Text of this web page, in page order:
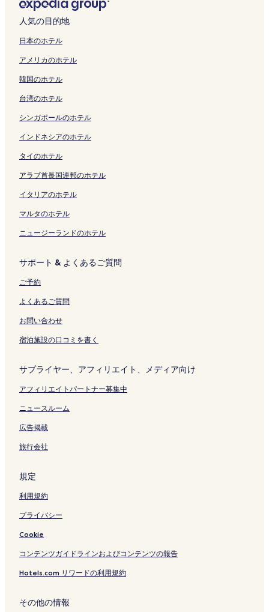
開
く
リ
ン
n
g
r
v
t
e
O
p
n
i
O
n
s
e
H
o
n
e
の
ー
を
く
リ
ン
ク
o
k
h
r
の
ペ
ー
ジ
開
リ
ク
e
n
H
o
e
の
ペ
ー
ジ
開
リ
ク
a
n
S
a
ペ
ー
ジ
を
く
ン
R
e
o
t
ペ
ー
ジ
を
く
ン
C
E
H
a
o
e
A
s
h
n
k
の
ペ
ー
ジ
開
ン
ク
ジ
を
開
く
ン
i
n
a
R
n
-
P
o
-
i
R
y
u
の
ー
開
く
リ
ン
p
e
A
r
n
s
e
n
s
g
G
u
a
r
n
e
d
の
ペ
ジ
開
リ
ン
ク
o
s
i
a
ペ
ー
ジ
を
く
ン
H
a
o
e
o
g
e
n
a
の
ー
ジ
を
開
リ
V
i
l
M
r
i
t
a
ペ
ジ
開
く
リ
ン
く
リ
ン
ク
ジ
を
開
く
ン
ー
ジ
を
開
リ
ク
r
t
K
I
a
k
o
n
の
ー
を
開
く
リ
ク
r
a
c
i
o
y
u
の
ー
を
く
リ
ン
ク
a
n
u
ペ
ジ
を
開
く
ン
r
a
の
ペ
ジ
開
く
リ
ン
人気の目的地
日本のホテル
アメリカのホテル
韓国のホテル
台湾のホテル
シンガポールのホテル
インドネシアのホテル
タイのホテル
アラブ首長国連邦のホテル
イタリアのホテル
マルタのホテル
ニュージーランドのホテル
サポート & よくあるご質問
ご予約
よくあるご質問
お問い合わせ
宿泊施設の口コミを書く
サプライヤー、アフィリエイト、メディア向け
アフィリエイトパートナー募集中
ニュースルーム
広告掲載
旅行会社
規定
利用規約
プライバシー
Cookie
コンテンツガイドラインおよびコンテンツの報告
Hotels.com リワードの利用規約
その他の情報